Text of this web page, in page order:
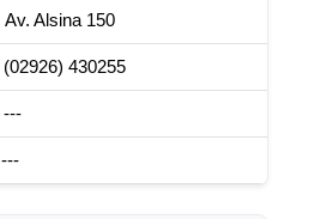
Av. Alsina 150
(02926) 430255
---
---